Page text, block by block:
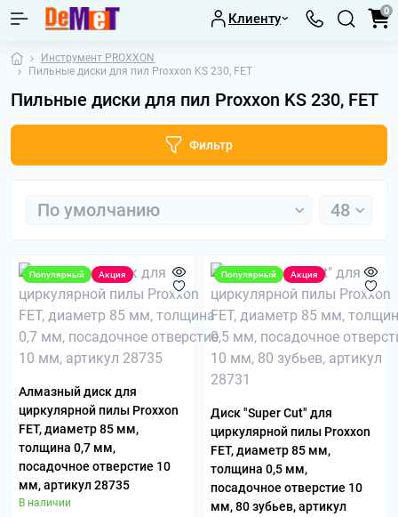
Клиенту 0
Инструмент PROXXON
Пильные диски для пил Proxxon KS 230, FET
Пильные диски для пил Proxxon KS 230, FET
Фильтр
Популярный Акция
Алмазный диск для
циркулярной пилы Proxxon
FET, диаметр 85 мм,
толщина 0,7 мм,
посадочное отверстие 10
мм, артикул 28735
В наличии
Популярный Акция
Диск "Super Cut" для
циркулярной пилы Proxxon
FET, диаметр 85 мм,
толщина 0,5 мм,
посадочное отверстие 10
мм, 80 зубьев, артикул